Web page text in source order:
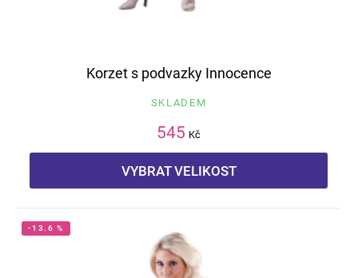
Korzet s podvazky Innocence
SKLADEM
545 Kč
VYBRAT VELIKOST
-13.6 %